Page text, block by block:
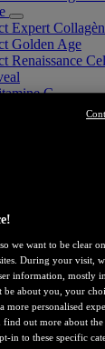
Expert
Golden Age
Renaissance
C
de fermeté
we want to be clear
During your visit,
information, mostly
about you, your
more personalised
find out more about
in to these specific